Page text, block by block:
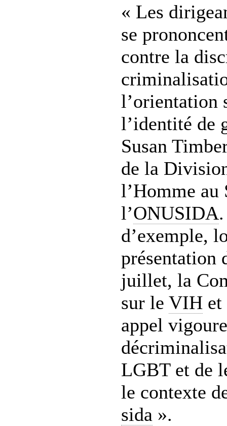
« Les
se
contre la
l’orientation
l’identité de
Susan
de la
l’Homme au
l’ONUSIDA
d’exemple,
présentation
juillet, la
sur le VIH
appel
LGBT et de
le contexte
sida ».